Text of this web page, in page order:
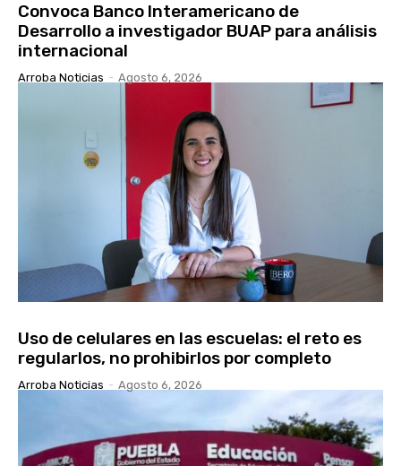
Convoca Banco Interamericano de
Desarrollo a investigador BUAP para análisis
internacional
Arroba Noticias - Agosto 6, 2026
Uso de celulares en las escuelas: el reto es
regularlos, no prohibirlos por completo
Arroba Noticias - Agosto 6, 2026